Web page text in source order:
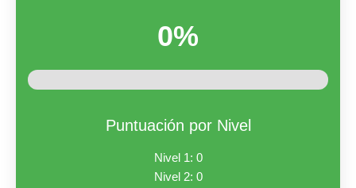
0%
Puntuación por Nivel
Nivel 1: 0
Nivel 2: 0